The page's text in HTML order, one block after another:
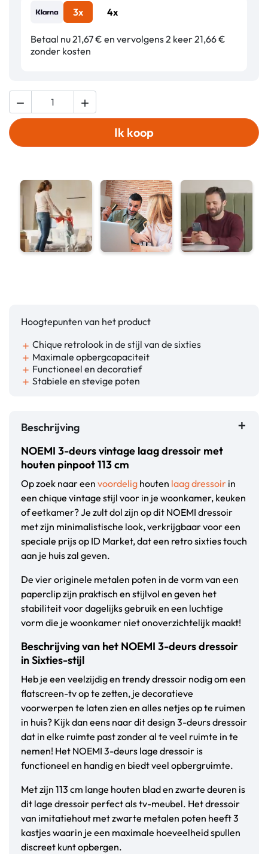
3x 4x
Betaal nu 21,67 € en vervolgens 2 keer 21,66 €
zonder kosten
 
Ik koop
Hoogtepunten van het product
add Chique retrolook in de stijl van de sixties
add Maximale opbergcapaciteit
add Functioneel en decoratief
add Stabiele en stevige poten
Beschrijving
NOEMI 3-deurs vintage laag dressoir met
houten pinpoot 113 cm
Op zoek naar een voordelig houten laag dressoir in
een chique vintage stijl voor in je woonkamer, keuken
of eetkamer? Je zult dol zijn op dit NOEMI dressoir
met zijn minimalistische look, verkrijgbaar voor een
speciale prijs op ID Market, dat een retro sixties touch
aan je huis zal geven.
De vier originele metalen poten in de vorm van een
paperclip zijn praktisch en stijlvol en geven het
stabiliteit voor dagelijks gebruik en een luchtige
vorm die je woonkamer niet onoverzichtelijk maakt!
Beschrijving van het NOEMI 3-deurs dressoir
in Sixties-stijl
Heb je een veelzijdig en trendy dressoir nodig om een
flatscreen-tv op te zetten, je decoratieve
voorwerpen te laten zien en alles netjes op te ruimen
in huis? Kijk dan eens naar dit design 3-deurs dressoir
dat in elke ruimte past zonder al te veel ruimte in te
nemen! Het NOEMI 3-deurs lage dressoir is
functioneel en handig en biedt veel opbergruimte.
Met zijn 113 cm lange houten blad en zwarte deuren is
dit lage dressoir perfect als tv-meubel. Het dressoir
van imitatiehout met zwarte metalen poten heeft 3
kastjes waarin je een maximale hoeveelheid spullen
discreet kunt opbergen.